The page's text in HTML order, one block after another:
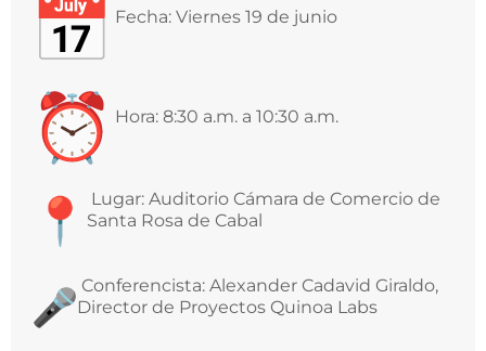
Fecha: Viernes 19 de junio
Hora: 8:30 a.m. a 10:30 a.m.
Lugar: Auditorio Cámara de Comercio de
Santa Rosa de Cabal
Conferencista: Alexander Cadavid Giraldo,
Director de Proyectos Quinoa Labs